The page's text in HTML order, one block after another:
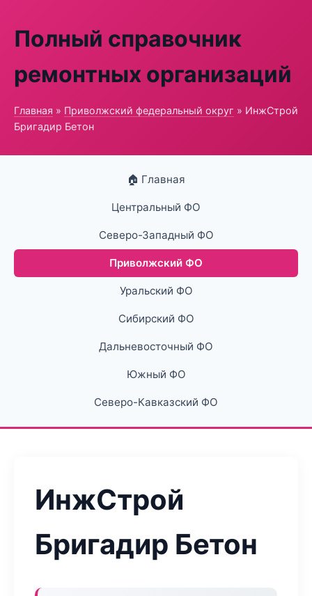
Полный справочник
ремонтных организаций
Главная » Приволжский федеральный округ » ИнжСтрой
Бригадир Бетон
🏠 Главная
Центральный ФО
Северо-Западный ФО
Приволжский ФО
Уральский ФО
Сибирский ФО
Дальневосточный ФО
Южный ФО
Северо-Кавказский ФО
ИнжСтрой
Бригадир Бетон